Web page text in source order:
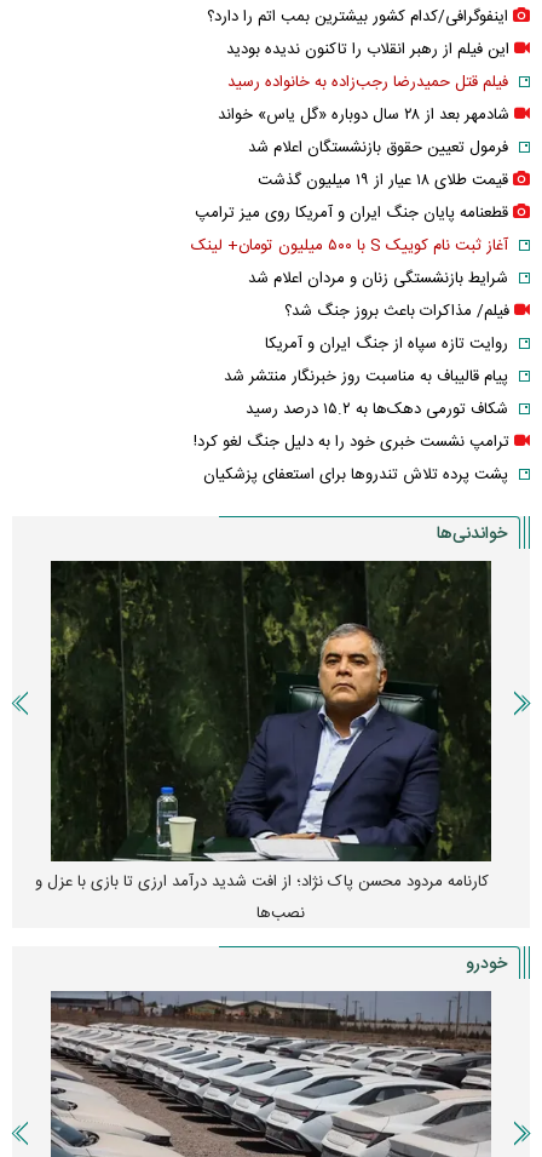
اینفوگرافی/کدام کشور بیشترین بمب اتم را دارد؟
این فیلم از رهبر انقلاب را تاکنون ندیده بودید
فیلم قتل حمیدرضا رجب‌زاده به خانواده رسید
شادمهر بعد از ۲۸ سال دوباره «گل یاس» خواند
فرمول تعیین حقوق بازنشستگان اعلام شد
قیمت طلای ۱۸ عیار از ۱۹ میلیون گذشت
قطعنامه پایان جنگ ایران و آمریکا روی میز ترامپ
آغاز ثبت نام کوییک S با ۵۰۰ میلیون تومان+ لینک
شرایط بازنشستگی زنان و مردان اعلام شد
فیلم/ مذاکرات باعث بروز جنگ شد؟
روایت تازه سپاه از جنگ ایران و آمریکا
پیام قالیباف به مناسبت روز خبرنگار منتشر شد
شکاف تورمی دهک‌ها به ۱۵.۲ درصد رسید
ترامپ نشست خبری خود را به دلیل جنگ لغو کرد!
پشت پرده تلاش تندروها برای استعفای پزشکیان
خواندنی‌ها
کارنامه مردود محسن پاک‌ نژاد؛ از افت شدید درآمد ارزی تا بازی با عزل و
نصب‌ها
خودرو